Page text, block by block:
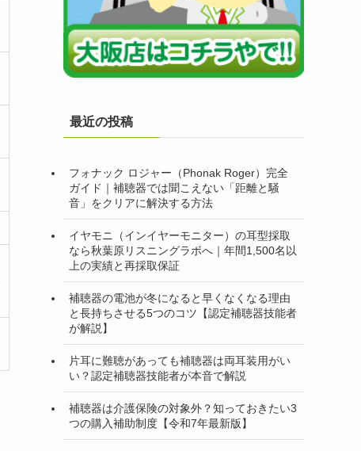
最近の投稿
フォナック ロジャー（Phonak Roger）完全
ガイド｜補聴器では聞こえない「距離と騒
音」をクリアに解決する方法
イヤモニ（インイヤーモニター）の耳型採取
なら秋葉原リスニングラボへ｜年間1,500名以
上の実績と再採取保証
補聴器の電池が冬になると早くなくなる理由
と長持ちさせる5つのコツ【認定補聴器技能者
が解説】
片耳に難聴があっても補聴器は両耳装用がい
い？認定補聴器技能者が本音で解説
補聴器は介護保険の対象外？知っておきたい3
つの購入補助制度【令和7年最新版】